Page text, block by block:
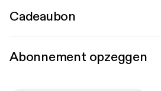
Cadeaubon
Abonnement opzeggen